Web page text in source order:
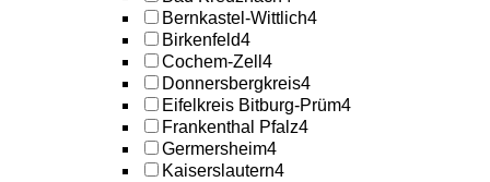
Bernkastel-Wittlich4
Birkenfeld4
Cochem-Zell 4
Donnersbergkreis4
Eifelkreis Bitburg-Prüm4
Frankenthal Pfalz4
Germersheim4
Kaiserslautern4